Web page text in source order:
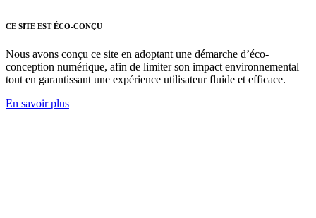
CE SITE EST ÉCO-CONÇU
Nous avons conçu ce site en adoptant une démarche d’éco-
conception numérique, afin de limiter son impact environnemental
tout en garantissant une expérience utilisateur fluide et efficace.
En savoir plus